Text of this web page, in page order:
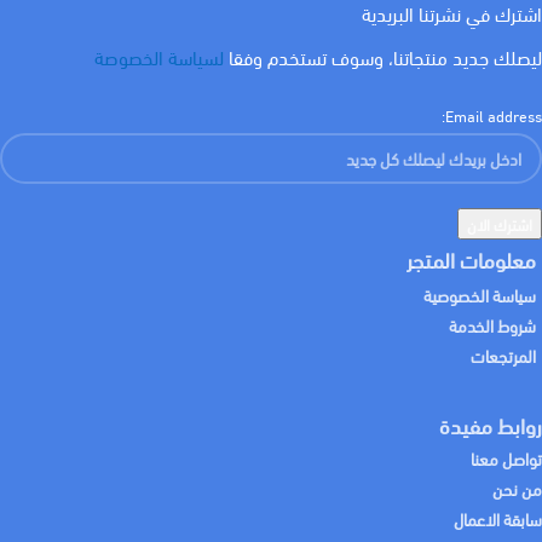
كيلفن ٣٠٠٠ كلفن
WATT
3 w
كيلفن ٣٠٠٠ كلفن
WATT
3 w
اشترك في نشرتنا البريدية
ليصلك جديد منتجاتنا، وسوف تستخدم وفقا لسياسة الخصوصة
Email address:
معلومات المتجر
سياسة الخصوصية
شروط الخدمة
المرتجعات
روابط مفيدة
تواصل معنا
من نحن
سابقة الاعمال